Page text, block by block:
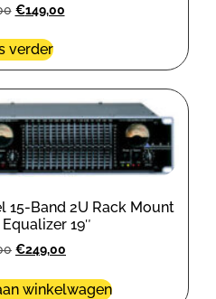
€149,00
verder
15-Band 2U Rack Mount
19″
€249,00
winkelwagen